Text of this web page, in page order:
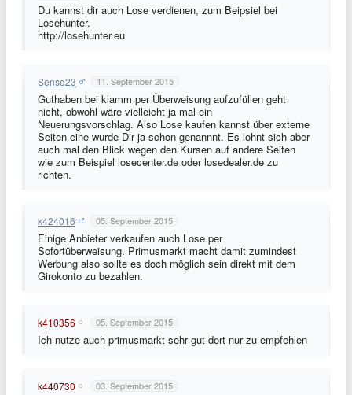
Du kannst dir auch Lose verdienen, zum Beipsiel bei
Losehunter.
http://losehunter.eu
Sense23 11. September 2015
Guthaben bei klamm per Überweisung aufzufüllen geht
nicht, obwohl wäre vielleicht ja mal ein
Neuerungsvorschlag. Also Lose kaufen kannst über externe
Seiten eine wurde Dir ja schon genannnt. Es lohnt sich aber
auch mal den Blick wegen den Kursen auf andere Seiten
wie zum Beispiel losecenter.de oder losedealer.de zu
richten.
k424016 05. September 2015
Einige Anbieter verkaufen auch Lose per
Sofortüberweisung. Primusmarkt macht damit zumindest
Werbung also sollte es doch möglich sein direkt mit dem
Girokonto zu bezahlen.
k410356 05. September 2015
Ich nutze auch primusmarkt sehr gut dort nur zu empfehlen
k440730 03. September 2015